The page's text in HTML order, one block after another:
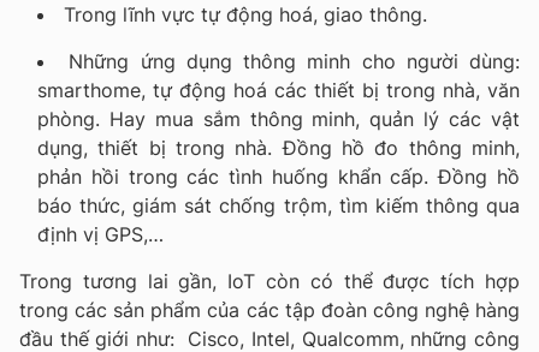
Trong lĩnh vực tự động hoá, giao thông.
Những ứng dụng thông minh cho người dùng:
smarthome, tự động hoá các thiết bị trong nhà, văn
phòng. Hay mua sắm thông minh, quản lý các vật
dụng, thiết bị trong nhà. Đồng hồ đo thông minh,
phản hồi trong các tình huống khẩn cấp. Đồng hồ
báo thức, giám sát chống trộm, tìm kiếm thông qua
định vị GPS,…
Trong tương lai gần, IoT còn có thể được tích hợp
trong các sản phẩm của các tập đoàn công nghệ hàng
đầu thế giới như: Cisco, Intel, Qualcomm, những công